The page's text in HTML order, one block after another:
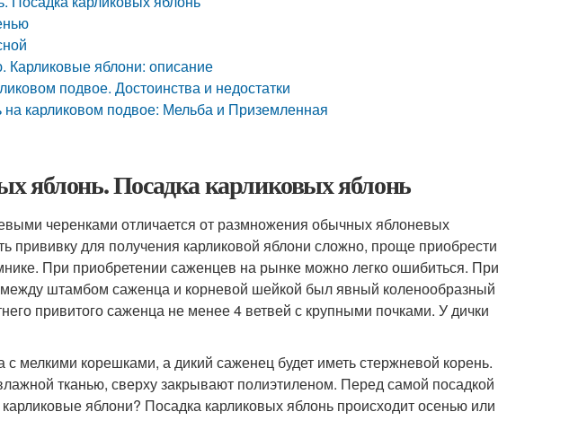
Карликовые яблони: описание
подвое. Достоинства и недостатки
карликовом подвое: Мельба и Приземленная
яблонь. Посадка карликовых яблонь
черенками отличается от размножения обычных яблоневых
прививку для получения карликовой яблони сложно, проще приобрести
При приобретении саженцев на рынке можно легко ошибиться. При
между штамбом саженца и корневой шейкой был явный коленообразный
привитого саженца не менее 4 ветвей с крупными почками. У дички
с мелкими корешками, а дикий саженец будет иметь стержневой корень.
тканью, сверху закрывают полиэтиленом. Перед самой посадкой
карликовые яблони? Посадка карликовых яблонь происходит осенью или